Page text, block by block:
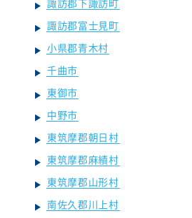
諏訪郡富士見町
小県郡青木村
千曲市
東御市
中野市
東筑摩郡朝日村
東筑摩郡麻績村
東筑摩郡山形村
南佐久郡川上村